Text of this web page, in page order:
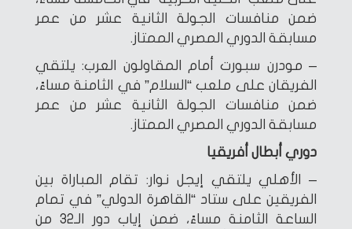
ضمن منافسات الجولة الثانية عشر من عمر
مسابقة الدوري المصري الممتاز.
– مودرن سبورت أمام المقاولون العرب: يلتقي
الفريقان على ملعب “السلام” في الثامنة مساءً،
ضمن منافسات الجولة الثانية عشر من عمر
مسابقة الدوري المصري الممتاز.
دوري أبطال أفريقيا
– الأهلي يلتقي إيجل نوار: تقام المباراة بين
الفريقين على ستاد “القاهرة الدولي” في تمام
الساعة الثامنة مساءً، ضمن إياب دور الـ32 من